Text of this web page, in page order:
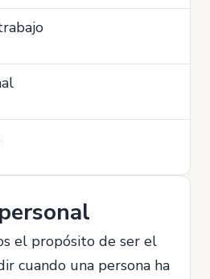
el propósito de ser el
cuando una persona ha